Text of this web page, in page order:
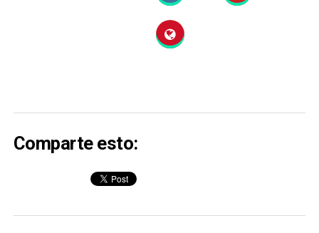
Comparte esto: